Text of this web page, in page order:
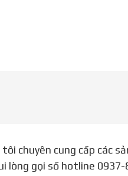
chuyên cung cấp các
lòng gọi số hotline